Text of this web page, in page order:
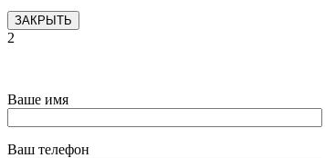
ЗАКРЫТЬ
2
Ваше имя
Ваш телефон